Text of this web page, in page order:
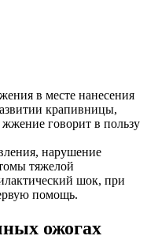
в месте нанесения
крапивницы,
жжение говорит в пользу
нарушение
тяжелой
шок, при
помощь.
ожогах